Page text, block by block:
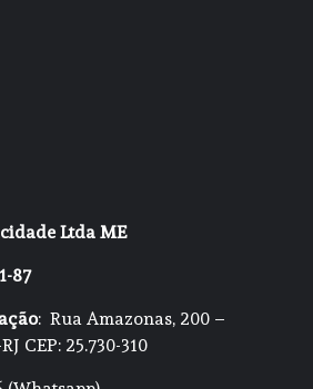
Ltda ME
87
: Rua Amazonas, 200 –
CEP: 25.730-310